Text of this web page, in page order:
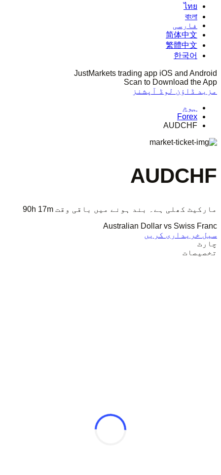
ไทย
বাংলা
فارسی
简体中文
繁體中文
한국어
JustMarkets trading app iOS and Android
Scan to Download the App
مزید ڈاؤن لوڈ آپشنز
ہوم
Forex
AUDCHF
AUDCHF
مارکیٹ کھلی ہے۔ بند ہونے میں باقی وقت 90h 17m
Australian Dollar vs Swiss Franc
سیل خریداری کریں
چارٹ
تخصیصات